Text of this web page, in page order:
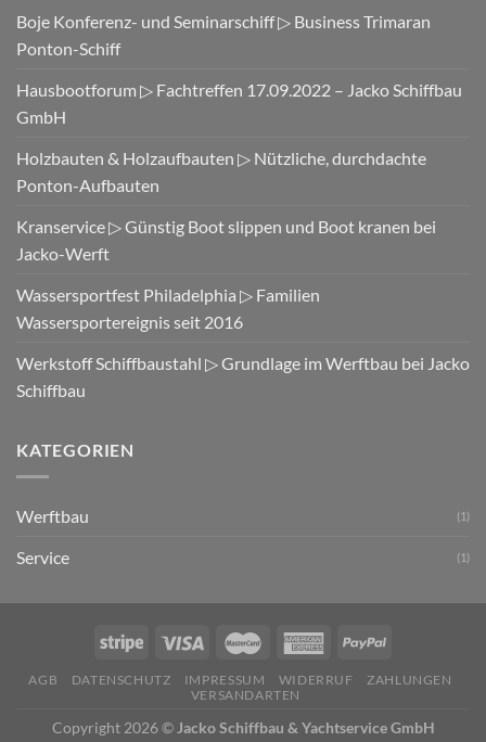
Boje Konferenz- und Seminarschiff ▷ Business Trimaran
Ponton-Schiff
Hausbootforum ▷ Fachtreffen 17.09.2022 – Jacko Schiffbau
GmbH
Holzbauten & Holzaufbauten ▷ Nützliche, durchdachte
Ponton-Aufbauten
Kranservice ▷ Günstig Boot slippen und Boot kranen bei
Jacko-Werft
Wassersportfest Philadelphia ▷ Familien
Wassersportereignis seit 2016
Werkstoff Schiffbaustahl ▷ Grundlage im Werftbau bei Jacko
Schiffbau
KATEGORIEN
Werftbau (1)
Service (1)
AGB DATENSCHUTZ IMPRESSUM WIDERRUF
ZAHLUNGEN
VERSANDARTEN
Copyright 2026 © Jacko Schiffbau & Yachtservice GmbH